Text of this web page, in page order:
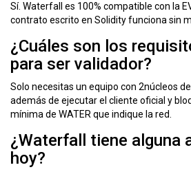
Sí. Waterfall es 100% compatible con la
contrato escrito en Solidity funciona sin
¿Cuáles son los
para ser validador?
Solo necesitas un equipo con 2núcleos de
además de ejecutar el cliente oficial y
mínima de WATER que indique la red.
¿Waterfall tiene alguna
hoy?